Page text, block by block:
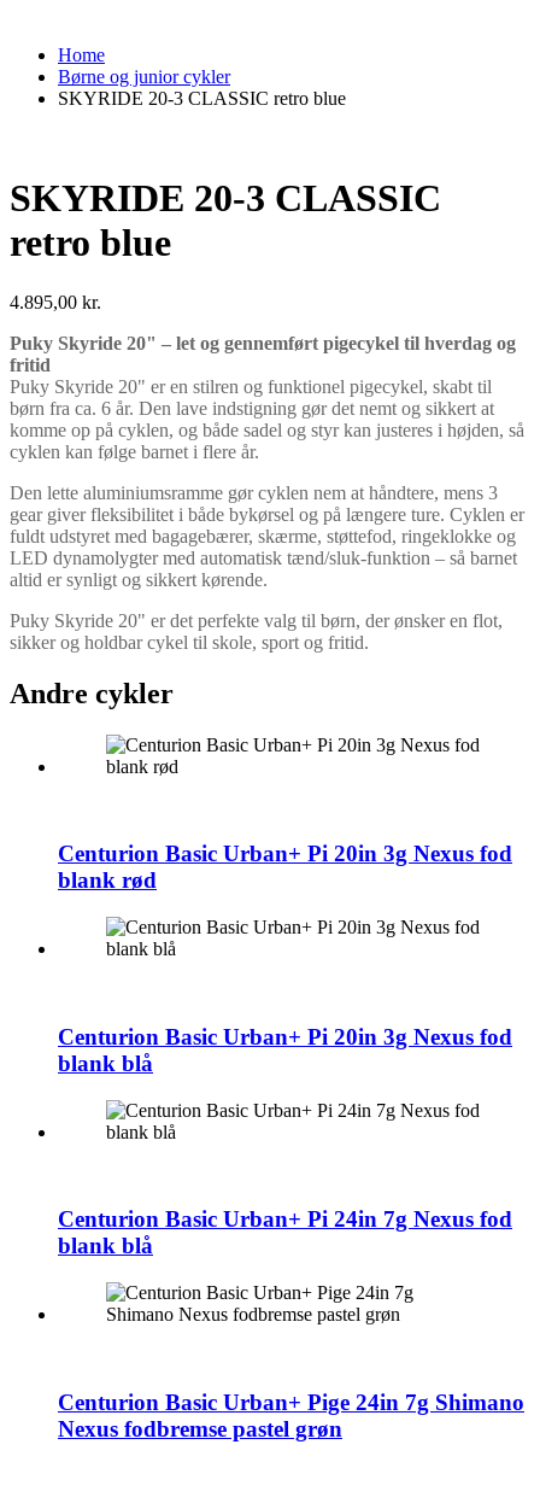
Home
Børne og junior cykler
SKYRIDE 20-3 CLASSIC retro blue
SKYRIDE 20-3 CLASSIC
retro blue
4.895,00 kr.
Puky Skyride 20" – let og gennemført pigecykel til hverdag og
fritid
Puky Skyride 20" er en stilren og funktionel pigecykel, skabt til
børn fra ca. 6 år. Den lave indstigning gør det nemt og sikkert at
komme op på cyklen, og både sadel og styr kan justeres i højden, så
cyklen kan følge barnet i flere år.
Den lette aluminiumsramme gør cyklen nem at håndtere, mens 3
gear giver fleksibilitet i både bykørsel og på længere ture. Cyklen er
fuldt udstyret med bagagebærer, skærme, støttefod, ringeklokke og
LED dynamolygter med automatisk tænd/sluk-funktion – så barnet
altid er synligt og sikkert kørende.
Puky Skyride 20" er det perfekte valg til børn, der ønsker en flot,
sikker og holdbar cykel til skole, sport og fritid.
Andre cykler
Centurion Basic Urban+ Pi 20in 3g Nexus fod
blank rød
Centurion Basic Urban+ Pi 20in 3g Nexus fod
blank blå
Centurion Basic Urban+ Pi 24in 7g Nexus fod
blank blå
Centurion Basic Urban+ Pige 24in 7g Shimano
Nexus fodbremse pastel grøn